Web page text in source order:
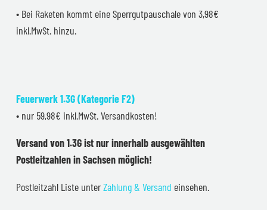
• Bei Raketen kommt eine Sperrgutpauschale von 3,98€
inkl.MwSt. hinzu.
Feuerwerk 1.3G (Kategorie F2)
• nur 59,98€ inkl.MwSt. Versandkosten!
Versand von 1.3G ist nur innerhalb ausgewählten
Postleitzahlen in Sachsen möglich!
Postleitzahl Liste unterZahlung & Versand einsehen.